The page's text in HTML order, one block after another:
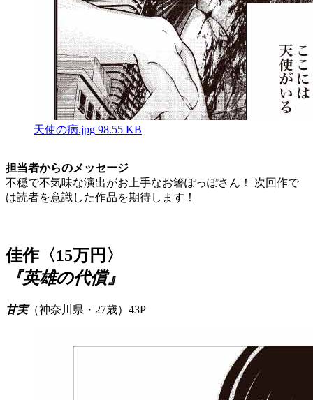
天使の病.jpg 98.55 KB
担当者からのメッセージ
不穏で不気味な演出がお上手なお箸ぽっぽさん！ 次回作で
は読者を意識した作品を期待します！
佳作〈15万円〉
『英雄の代償』
甘実（神奈川県・27歳）43P